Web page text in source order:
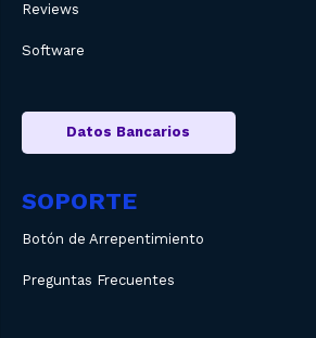
Reviews
Software
Datos Bancarios
SOPORTE
Botón de Arrepentimiento
Preguntas Frecuentes